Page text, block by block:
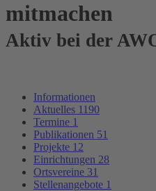
mitmachen
Aktiv bei der
Informationen
Aktuelles 1190
Termine 1
Publikationen 51
Projekte 12
Einrichtungen 28
Ortsvereine 31
Stellenangebote 1